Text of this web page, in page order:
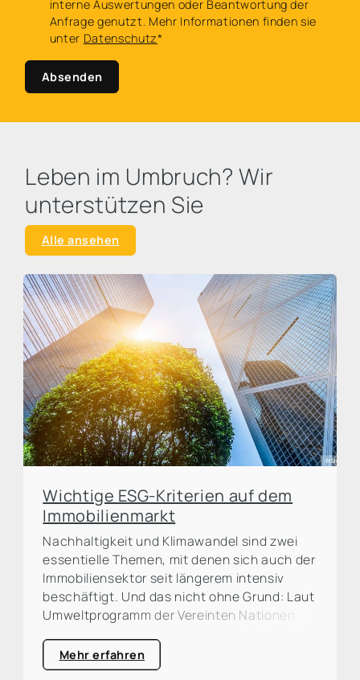
interne Auswertungen oder Beantwortung der
Anfrage genutzt. Mehr Informationen finden sie
unter Datenschutz*
Absenden
Leben im Umbruch? Wir
unterstützen Sie
Alle ansehen
Wichtige ESG-Kriterien auf dem
Immobilienmarkt
Nachhaltigkeit und Klimawandel sind zwei
essentielle Themen, mit denen sich auch der
Immobiliensektor seit längerem intensiv
beschäftigt. Und das nicht ohne Grund: Laut
Umweltprogramm der Vereinten Nationen
für rund ein Drittel der weltweiten CO²-
Emissionen verantwortlich. Eine große
Mehr erfahren